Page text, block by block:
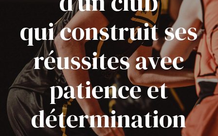
qui construit ses
réussites avec
patience et
détermination